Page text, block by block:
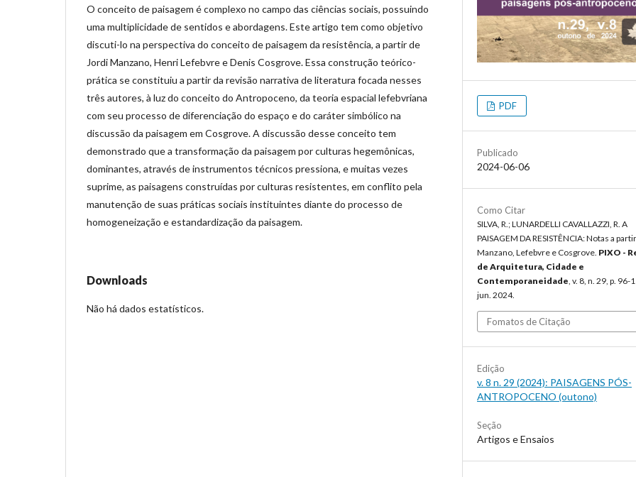
O conceito de paisagem é complexo no campo das ciências sociais, possuindo
uma multiplicidade de sentidos e abordagens. Este artigo tem como objetivo
discuti-lo na perspectiva do conceito de paisagem da resistência, a partir de
Jordi Manzano, Henri Lefebvre e Denis Cosgrove. Essa construção teórico-
prática se constituiu a partir da revisão narrativa de literatura focada nesses
três autores, à luz do conceito do Antropoceno, da teoria espacial lefebvriana
com seu processo de diferenciação do espaço e do caráter simbólico na
discussão da paisagem em Cosgrove. A discussão desse conceito tem
demonstrado que a transformação da paisagem por culturas hegemônicas,
dominantes, através de instrumentos técnicos pressiona, e muitas vezes
suprime, as paisagens construídas por culturas resistentes, em conflito pela
manutenção de suas práticas sociais instituintes diante do processo de
homogeneização e estandardização da paisagem.
Downloads
Não há dados estatísticos.
PDF
Publicado
2024-06-06
Como Citar
SILVA, R.; LUNARDELLI CAVALLAZZI, R. A
PAISAGEM DA RESISTÊNCIA: Notas a
Manzano, Lefebvre e Cosgrove. PIXO -
de Arquitetura, Cidade e
Contemporaneidade , v. 8, n. 29, p. 96-
jun. 2024.
Fomatos de Citação
Edição
v. 8 n. 29 (2024): PAISAGENS PÓS-
ANTROPOCENO (outono)
Seção
Artigos e Ensaios